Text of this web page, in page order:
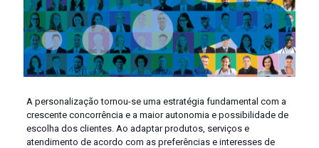
A personalização tornou-se uma estratégia fundamental com a
crescente concorrência e a maior autonomia e possibilidade de
escolha dos clientes. Ao adaptar produtos, serviços e
atendimento de acordo com as preferências e interesses de